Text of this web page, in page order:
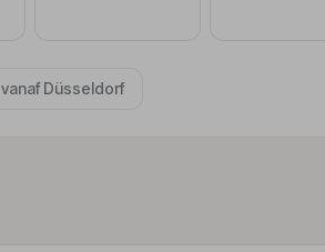
vanaf Düsseldorf